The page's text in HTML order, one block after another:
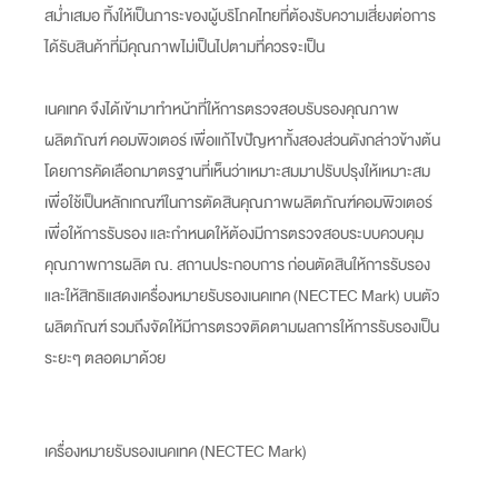
สม่ำเสมอ ทิ้งให้เป็นภาระของผู้บริโภคไทยที่ต้องรับความเสี่ยงต่อการ
ได้รับสินค้าที่มีคุณภาพไม่เป็นไปตามที่ควรจะเป็น
เนคเทค จึงได้เข้ามาทำหน้าที่ให้การตรวจสอบรับรองคุณภาพ
ผลิตภัณฑ์ คอมพิวเตอร์ เพื่อแก้ไขปัญหาทั้งสองส่วนดังกล่าวข้างต้น
โดยการคัดเลือกมาตรฐานที่เห็นว่าเหมาะสมมาปรับปรุงให้เหมาะสม
เพื่อใช้เป็นหลักเกณฑ์ในการตัดสินคุณภาพผลิตภัณฑ์คอมพิวเตอร์
เพื่อให้การรับรอง และกำหนดให้ต้องมีการตรวจสอบระบบควบคุม
คุณภาพการผลิต ณ. สถานประกอบการ ก่อนตัดสินให้การรับรอง
และให้สิทธิแสดงเครื่องหมายรับรองเนคเทค (NECTEC Mark) บนตัว
ผลิตภัณฑ์ รวมถึงจัดให้มีการตรวจติดตามผลการให้การรับรองเป็น
ระยะๆ ตลอดมาด้วย
เครื่องหมายรับรองเนคเทค (NECTEC Mark)